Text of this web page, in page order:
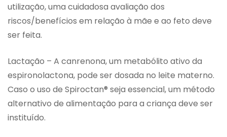
utilização, uma cuidadosa avaliação dos
riscos/benefícios em relação à mãe e ao feto deve
ser feita.
Lactação – A canrenona, um metabólito ativo da
espironolactona, pode ser dosada no leite materno.
Caso o uso de Spiroctan® seja essencial, um método
alternativo de alimentação para a criança deve ser
instituído.